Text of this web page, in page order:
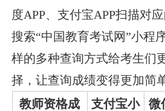
度APP、支付宝APP扫描对
搜索“中国教育考试网”小程
样的多种查询方式给考生们
择，让查询成绩变得更加简
教师资格成
支付宝小
微